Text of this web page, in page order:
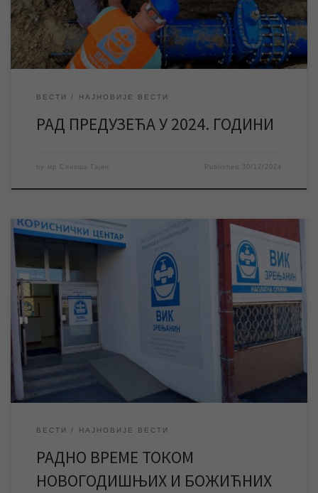
водоводне мреже у Зрењанину, која је обухватала замену 20
км водоводних […]
ВЕСТИ НАЈНОВИЈЕ ВЕСТИ
РАД ПРЕДУЗЕЋА У 2024. ГОДИНИ
by мр Синиша Гајин Published 30/12/2024
Током новогодишњих празника и на дан Божића неће радити
службе и шалтери у Корисничком центру, као ни наплатна
места у граду. За време празника дежуран је број за пријаву
кварова и екипе за интервенције на јавним мрежама. Службе
и шалтери у Корисничком центру у Петефијевој 3, као и сва
[…]
ВЕСТИ НАЈНОВИЈЕ ВЕСТИ
РАДНО ВРЕМЕ ТОКОМ
НОВОГОДИШЊИХ И БОЖИЋНИХ